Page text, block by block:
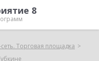
8
Торговая площадка